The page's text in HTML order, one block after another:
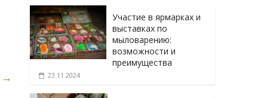
→
Участие в ярмарках и
выставках по
мыловарению:
возможности и
преимущества
23.11.2024